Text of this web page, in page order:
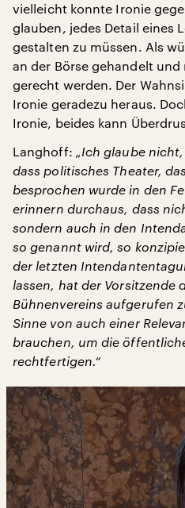
vielleicht konnte Ironie
glauben, jedes Detail eines
gestalten zu müssen. Als
an der Börse gehandelt und
gerecht werden. Der
Ironie geradezu heraus.
Ironie, beides kann
Langhoff: „Ich glaube
dass politisches Theater,
besprochen wurde in den
erinnern durchaus, dass
sondern auch in den
so genannt wird, so
der letzten
lassen, hat der Vorsitzende
Bühnenvereins aufgerufen
Sinne von auch einer
brauchen, um die
rechtfertigen.“